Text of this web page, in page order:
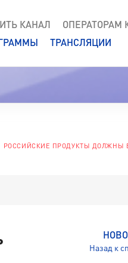
КАНАЛ ОПЕРАТОРАМ
ТРАНСЛЯЦИИ
РОССИЙСКИЕ ПРОДУКТЫ ДОЛЖНЫ
Назад к